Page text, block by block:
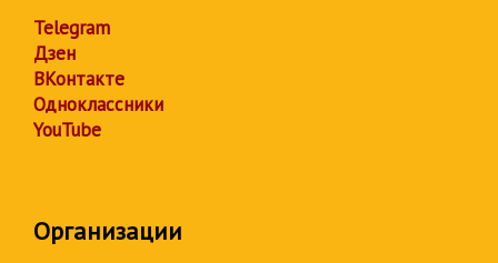
Telegram
Дзен
ВКонтакте
Одноклассники
YouTube
Организации